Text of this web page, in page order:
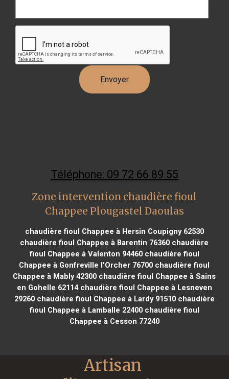
Téléphone: 09 72 66 89 55
Zone intervention chaudière fioul
Chappee Plougastel Daoulas
chaudière fioul Chappee à Hersin Coupigny 62530
chaudière fioul Chappee à Barentin 76360 chaudière
fioul Chappee à Valenton 94460chaudière fioul
Chappee à Gonfreville l'Orcher 76700 chaudière fioul
Chappee à Mably 42300 chaudière fioul Chappee à Sains
en Gohelle 62114chaudière fioul Chappee à Lesneven
29260chaudière fioul Chappee à Lardy 91510chaudière
fioul Chappee à Lamballe 22400chaudière fioul
Chappee à Cesson 77240
Artisan